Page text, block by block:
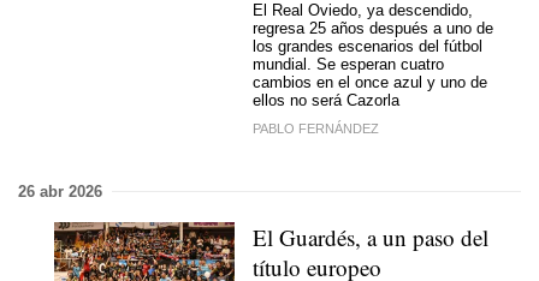
El Real Oviedo, ya descendido,
regresa 25 años después a uno de
los grandes escenarios del fútbol
mundial. Se esperan cuatro
cambios en el once azul y uno de
ellos no será Cazorla
PABLO FERNÁNDEZ
26 abr 2026
El Guardés, a un paso del
título europeo